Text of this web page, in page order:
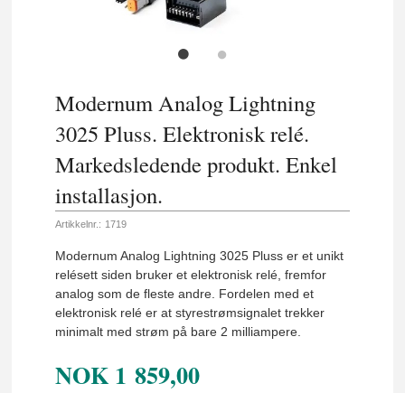
Modernum Analog Lightning
3025 Pluss. Elektronisk relé.
Markedsledende produkt. Enkel
installasjon.
Artikkelnr.: 1719
Modernum Analog Lightning 3025 Pluss er et unikt
relésett siden bruker et elektronisk relé, fremfor
analog som de fleste andre. Fordelen med et
elektronisk relé er at styrestrømsignalet trekker
minimalt med strøm på bare 2 milliampere.
NOK 1 859,00